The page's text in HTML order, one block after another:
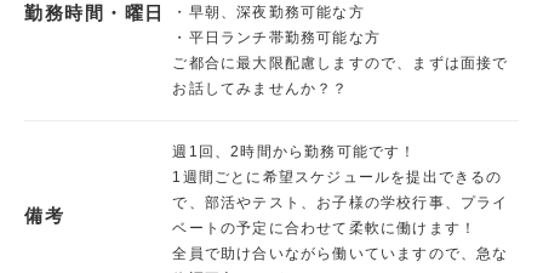
勤務時間・曜日
・早朝、深夜勤務可能な方
・平日ランチ帯勤務可能な方
ご都合に最大限配慮しますので、まずは面接で
お話してみませんか？？
備考
週1回、2時間から勤務可能です！
1週間ごとに希望スケジュールを提出できるの
で、部活やテスト、お子様の学校行事、プライ
ベートの予定に合わせて柔軟に働けます！
全員で助け合いながら働いていますので、急な